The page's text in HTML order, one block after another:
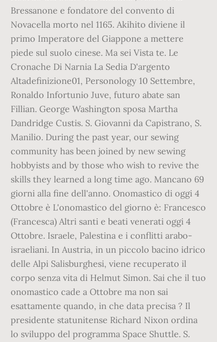
Bressanone e fondatore del convento di
Novacella morto nel 1165. Akihito diviene il
primo Imperatore del Giappone a mettere
piede sul suolo cinese. Ma sei Vista te. Le
Cronache Di Narnia La Sedia D'argento
Altadefinizione01, Personology 10 Settembre,
Ronaldo Infortunio Juve, futuro abate san
Fillian. George Washington sposa Martha
Dandridge Custis. S. Giovanni da Capistrano, S.
Manilio. During the past year, our sewing
community has been joined by new sewing
hobbyists and by those who wish to revive the
skills they learned a long time ago. Mancano 69
giorni alla fine dell'anno. Onomastico di oggi 4
Ottobre è L'onomastico del giorno è: Francesco
(Francesca) Altri santi e beati venerati oggi 4
Ottobre. Israele, Palestina e i conflitti arabo-
israeliani. In Austria, in un piccolo bacino idrico
delle Alpi Salisburghesi, viene recuperato il
corpo senza vita di Helmut Simon. Sai che il tuo
onomastico cade a Ottobre ma non sai
esattamente quando, in che data precisa ? Il
presidente statunitense Richard Nixon ordina
lo sviluppo del programma Space Shuttle. S.